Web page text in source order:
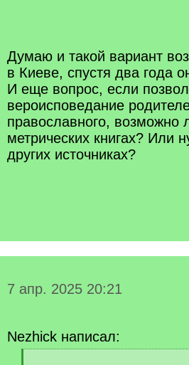
Думаю и такой вариант
в Киеве, спустя два года
И еще вопрос, если
вероисповедание
православного, возможно
метрических книгах? Или
других источниках?
7 апр. 2025 20:21
Nezhick написал: